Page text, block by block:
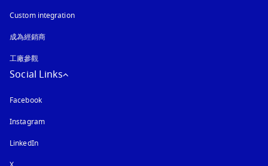
Custom integration
成為經銷商
工廠參觀
Social Links
Facebook
Instagram以新標籤頁開啟
LinkedIn